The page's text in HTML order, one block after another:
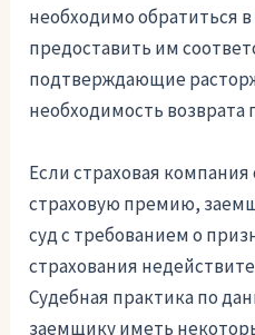
необходимо обратиться
предоставить им
подтверждающие
необходимость возврата
Если страховая
страховую премию,
суд с требованием о
страхования
Судебная практика по
заемщику иметь